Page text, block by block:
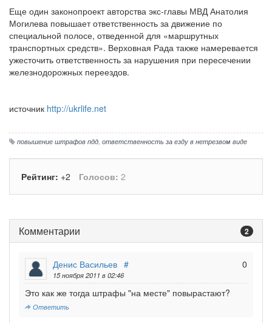
Еще один законопроект авторства экс-главы МВД Анатолия
Могилева повышает ответственность за движение по
специальной полосе, отведенной для «маршрутных
транспортных средств». Верховная Рада также намеревается
ужесточить ответственность за нарушения при пересечении
железнодорожных переездов.
источник http://ukrlife.net
повышение штрафов пдд, ответственность за езду в нетрезвом виде
Рейтинг: +2 Голосов: 2
Комментарии 2
0
Денис Васильев #
15 ноября 2011 в 02:46
Это как же тогда штрафы "на месте" повырастают?
Ответить